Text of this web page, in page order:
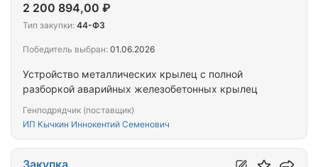
Устройство металлических крылец с полной
разборкой аварийных железобетонных крылец
Генподрядчик (поставщик)
ИП Кычкин Иннокентий Семенович
2 200 894,00 ₽
Тип закупки: 44-ФЗ
Победитель выбран: 01.06.2026